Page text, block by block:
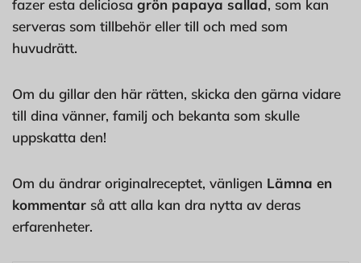
fazer esta deliciosa grön papaya sallad, som kan
serveras som tillbehör eller till och med som
huvudrätt.
Om du gillar den här rätten, skicka den gärna vidare
till dina vänner, familj och bekanta som skulle
uppskatta den!
Om du ändrar originalreceptet, vänligen Lämna en
kommentar så att alla kan dra nytta av deras
erfarenheter.